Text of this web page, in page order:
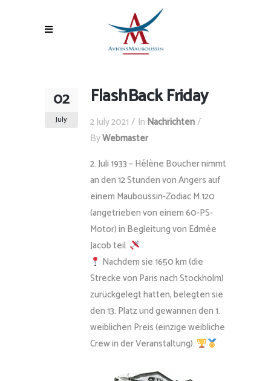
02
July
FlashBack Friday
2 July 2021 In Nachrichten
ByWebmaster
Juli 1933 – Hélène Boucher nimmt
an den 12 Stunden von Angers auf
einem Mauboussin-Zodiac M.120
(angetrieben von einem 60-PS-
Motor) in Begleitung von Edmée
Jacob teil.
Nachdem sie 1650 km (die
Strecke von Paris nach Stockholm)
zurückgelegt hatten, belegten sie
den 13. Platz und gewannen den 1.
weiblichen Preis (einzige weibliche
Crew in der Veranstaltung).